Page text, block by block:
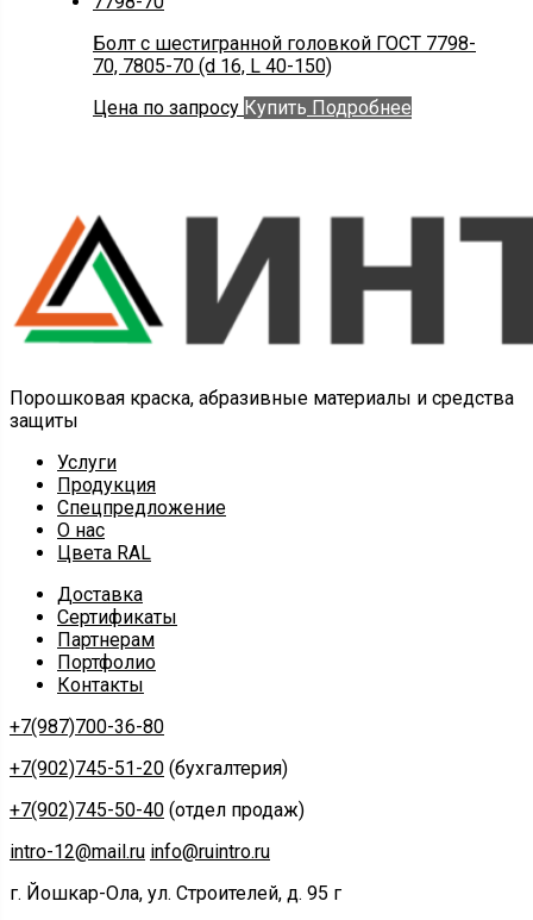
Болт с шестигранной головкой ГОСТ 7798-
70, 7805-70 (d 16, L 40-150)
Цена по запросу Купить Подробнее
Порошковая краска, абразивные материалы и средства
защиты
Услуги
Продукция
Спецпредложение
О нас
Цвета RAL
Доставка
Сертификаты
Партнерам
Портфолио
Контакты
+7(987)700-36-80
+7(902)745-51-20 (бухгалтерия)
+7(902)745-50-40 (отдел продаж)
intro-12@mail.ru info@ruintro.ru
г. Йошкар-Ола, ул. Строителей, д. 95 г